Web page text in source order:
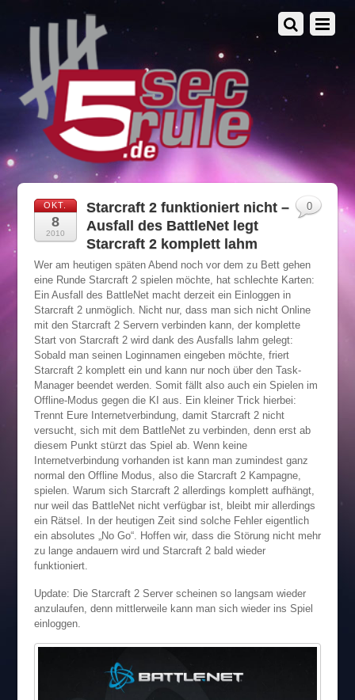
OKT.
8
2010
Starcraft 2 funktioniert nicht –
Ausfall des BattleNet legt
Starcraft 2 komplett lahm
Wer am heutigen späten Abend noch vor dem zu Bett gehen
eine Runde Starcraft 2 spielen möchte, hat schlechte Karten:
Ein Ausfall des BattleNet macht derzeit ein Einloggen in
Starcraft 2 unmöglich. Nicht nur, dass man sich nicht Online
mit den Starcraft 2 Servern verbinden kann, der komplette
Start von Starcraft 2 wird dank des Ausfalls lahm gelegt:
Sobald man seinen Loginnamen eingeben möchte, friert
Starcraft 2 komplett ein und kann nur noch über den Task-
Manager beendet werden. Somit fällt also auch ein Spielen im
Offline-Modus gegen die KI aus. Ein kleiner Trick hierbei:
Trennt Eure Internetverbindung, damit Starcraft 2 nicht
versucht, sich mit dem BattleNet zu verbinden, denn erst ab
diesem Punkt stürzt das Spiel ab. Wenn keine
Internetverbindung vorhanden ist kann man zumindest ganz
normal den Offline Modus, also die Starcraft 2 Kampagne,
spielen. Warum sich Starcraft 2 allerdings komplett aufhängt,
nur weil das BattleNet nicht verfügbar ist, bleibt mir allerdings
ein Rätsel. In der heutigen Zeit sind solche Fehler eigentlich
ein absolutes „No Go“. Hoffen wir, dass die Störung nicht mehr
zu lange andauern wird und Starcraft 2 bald wieder
funktioniert.
Update: Die Starcraft 2 Server scheinen so langsam wieder
anzulaufen, denn mittlerweile kann man sich wieder ins Spiel
einloggen.
0